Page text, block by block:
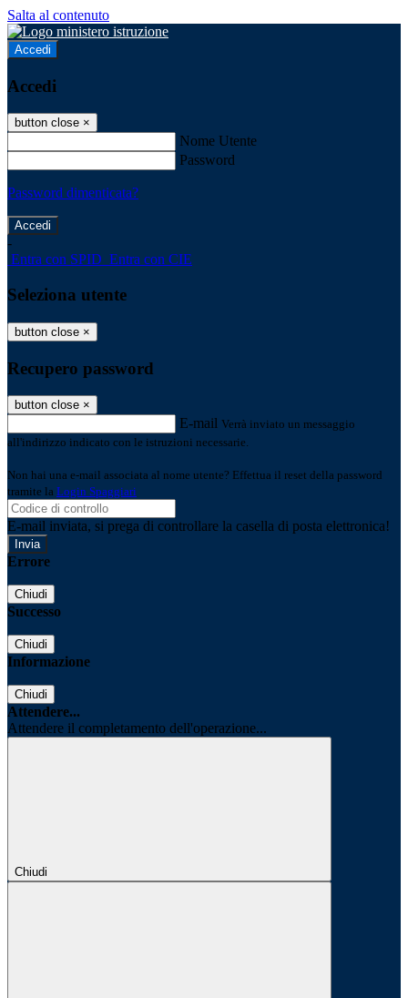
Salta al contenuto
Accedi
Accedi
button close ×
Nome Utente
Password
Password dimenticata?
-
Entra con SPID Entra con CIE
Seleziona utente
button close ×
Recupero password
button close ×
E-mail Verrà inviato un messaggio
all'indirizzo indicato con le istruzioni necessarie.
Non hai una e-mail associata al nome utente? Effettua il reset della password
tramite la Login Spaggiari
E-mail inviata, si prega di controllare la casella di posta elettronica!
Errore
Chiudi
Successo
Chiudi
Informazione
Chiudi
Attendere...
Attendere il completamento dell'operazione...
Chiudi